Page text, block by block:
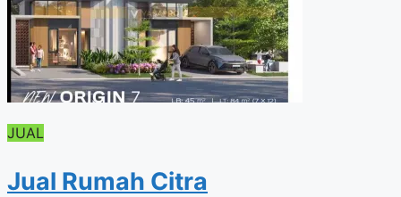
JUAL
Jual Rumah Citra